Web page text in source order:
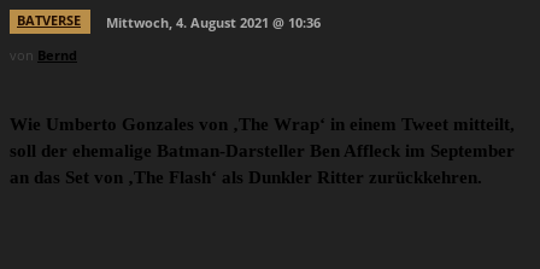
BATVERSE
Mittwoch, 4. August 2021 @ 10:36
von Bernd
Wie Umberto Gonzales von ‚The Wrap‘ in einem Tweet mitteilt,
soll der ehemalige Batman-Darsteller Ben Affleck im September
an das Set von ‚The Flash‘ als Dunkler Ritter zurückkehren.